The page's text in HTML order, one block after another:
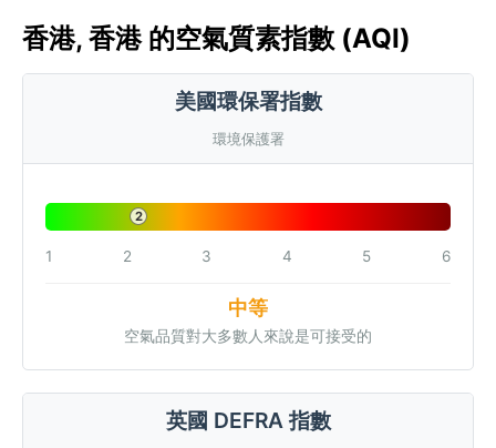
香港, 香港 的空氣質素指數 (AQI)
美國環保署指數
環境保護署
2
1 2 3 4 5 6
中等
空氣品質對大多數人來說是可接受的
英國 DEFRA 指數